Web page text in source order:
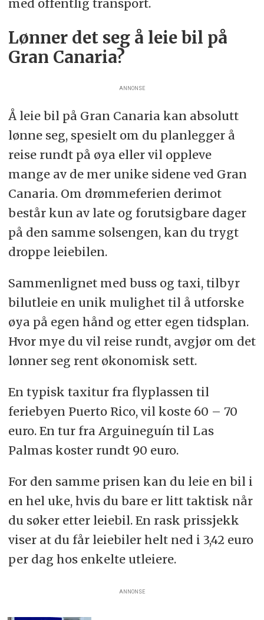
med offentlig transport.
Lønner det seg å leie bil på
Gran Canaria?
ANNONSE
Å leie bil på Gran Canaria kan absolutt
lønne seg, spesielt om du planlegger å
reise rundt på øya eller vil oppleve
mange av de mer unike sidene ved Gran
Canaria. Om drømmeferien derimot
består kun av late og forutsigbare dager
på den samme solsengen, kan du trygt
droppe leiebilen.
Sammenlignet med buss og taxi, tilbyr
bilutleie en unik mulighet til å utforske
øya på egen hånd og etter egen tidsplan.
Hvor mye du vil reise rundt, avgjør om det
lønner seg rent økonomisk sett.
En typisk taxitur fra flyplassen til
feriebyen Puerto Rico, vil koste 60 – 70
euro. En tur fra Arguineguín til Las
Palmas koster rundt 90 euro.
For den samme prisen kan du leie en bil i
en hel uke, hvis du bare er litt taktisk når
du søker etter leiebil. En rask prissjekk
viser at du får leiebiler helt ned i 3,42 euro
per dag hos enkelte utleiere.
ANNONSE